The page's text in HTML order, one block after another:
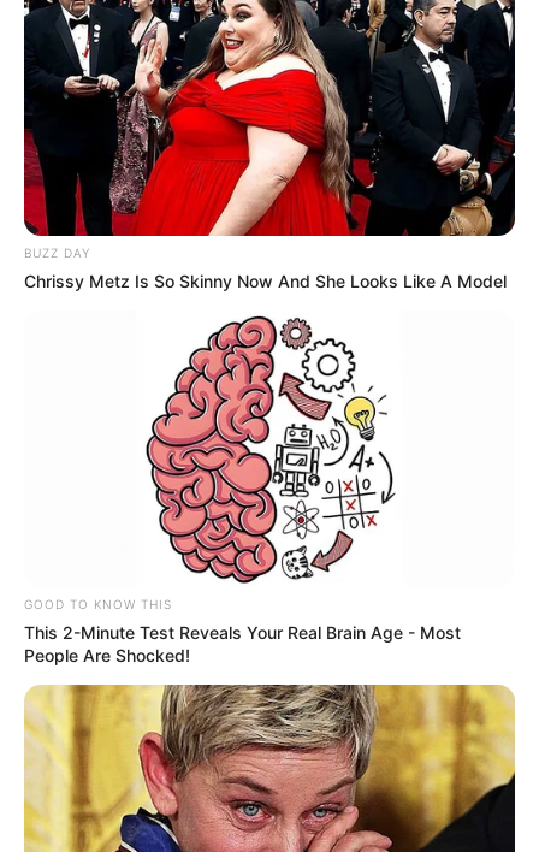
BUZZ DAY
Chrissy Metz Is So Skinny Now And She Looks Like A Model
GOOD TO KNOW THIS
This 2-Minute Test Reveals Your Real Brain Age - Most
People Are Shocked!